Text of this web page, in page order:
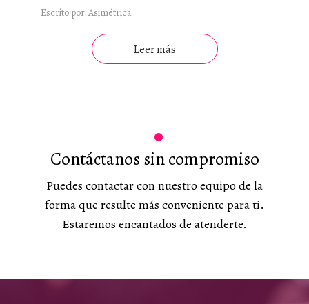
Escrito por: Asimétrica
Leer más
Contáctanos sin compromiso
Puedes contactar con nuestro equipo de la
forma que resulte más conveniente para ti.
Estaremos encantados de atenderte.